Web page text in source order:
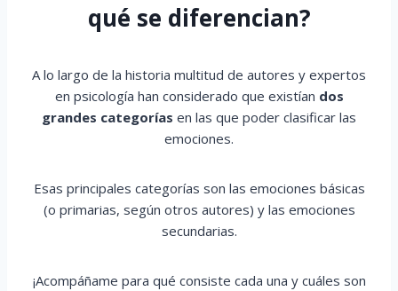
qué se diferencian?
A lo largo de la historia multitud de autores y expertos
en psicología han considerado que existían dos
grandes categorías en las que poder clasificar las
emociones.
Esas principales categorías son las emociones básicas
(o primarias, según otros autores) y las emociones
secundarias.
¡Acompáñame para qué consiste cada una y cuáles son